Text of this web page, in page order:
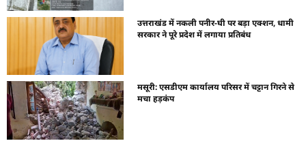
उत्तराखंड में नकली पनीर-घी पर बड़ा एक्शन, धामी
सरकार ने पूरे प्रदेश में लगाया प्रतिबंध
मसूरी: एसडीएम कार्यालय परिसर में चट्टान गिरने से
मचा हड़कंप